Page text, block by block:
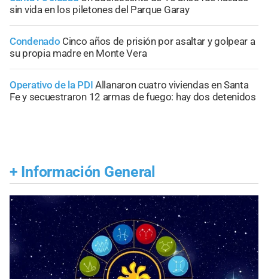
sin vida en los piletones del Parque Garay
Condenado Cinco años de prisión por asaltar y golpear a
su propia madre en Monte Vera
Operativo de la PDI Allanaron cuatro viviendas en Santa
Fe y secuestraron 12 armas de fuego: hay dos detenidos
+ Información General